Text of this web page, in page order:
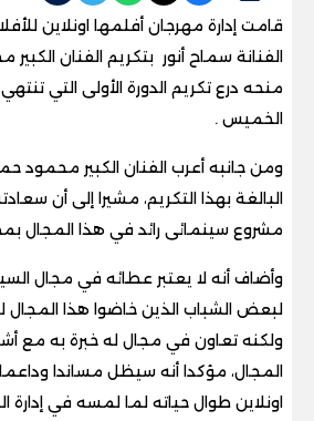
قامت إدارة مهرجان أفلمها اونلاين
الفنانة سماح أنور بتكريم الفنان
منحه درع تكريم الدورة الأولى التي تنتهي
الخميس .
ومن جانبه أعرب الفنان الكبير محمود
البالغة بهذا التكريم، مشيرا إلى أن
مشروع سينمائى رائد في هذا المجال
وأضاف أنه لا يعتبر عطائه في مجال
لبعض الشباب الذين خاضوا هذا
ولكنه تعاون في مجال له خبرة به
المجال، مؤكدا أنه سيظل مساندا
اونلاين طوال حياته لما لمسه في إدارة